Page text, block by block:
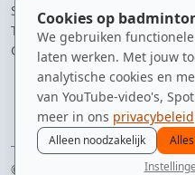
Cookies op
We gebruiken
laten werken. Met jouw
analytische cookies en
van YouTube-video's,
meer in ons privacybeleid
Alleen noodzakelijk
Supporters
Tip de redactie
Contact
© 2010–2026 badmintonline.nl ·